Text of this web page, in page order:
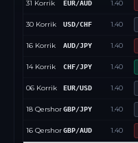
31 Korrik EUR/AUD 1.40
30 Korrik USD/CHF 1.40
16 Korrik AUD/JPY 1.40
14 Korrik CHF/JPY 1.40
06 Korrik EUR/USD 1.40
18 QershorGBP/JPY 1.40
16 QershorGBP/AUD 1.40